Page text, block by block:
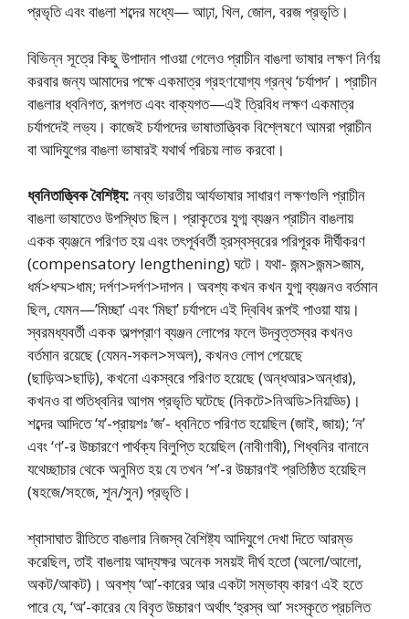
প্রভৃতি এবং বাঙলা শব্দের মধ্যে— আঢ়া, খিল, জোল, বরজ প্রভৃতি।
বিভিন্ন সূত্রে কিছু উপাদান পাওয়া গেলেও প্রাচীন বাঙলা ভাষার লক্ষণ নির্ণয়
করবার জন্য আমাদের পক্ষে একমাত্র গ্রহণযােগ্য গ্রন্থ ‘চর্যাপদ’। প্রাচীন
বাঙলার ধ্বনিগত, রূপগত এবং বাক্যগত—এই ত্রিবিধ লক্ষণ একমাত্র
চর্যাপদেই লভ্য। কাজেই চর্যাপদের ভাষাতাত্ত্বিক বিশ্লেষণে আমরা প্রাচীন
বা আদিযুগের বাঙলা ভাষারই যথার্থ পরিচয় লাভ করবাে।
ধ্বনিতাত্ত্বিক বৈশিষ্ট্য: নব্য ভারতীয় আর্যভাষার সাধারণ লক্ষণগুলি প্রাচীন
বাঙলা ভাষাতেও উপস্থিত ছিল। প্রাকৃতের যুগ্ম ব্যঞ্জন প্রাচীন বাঙলায়
একক ব্যঞ্জনে পরিণত হয় এবং তৎপূর্ববর্তী হ্রস্বস্বরের পরিপূরক দীর্ঘীকরণ
(compensatory lengthening) ঘটে। যথা- জন্ম>জন্ম>জাম,
ধর্ম>ধম্ম>ধাম; দর্পণ>দর্পণ>দাপন। অবশ্য কখন কখন যুগ্ম ব্যঞ্জনও বর্তমান
ছিল, যেমন—’মিচ্ছা’ এবং ‘মিছা’ চর্যাপদে এই দ্বিবিধ রূপই পাওয়া যায়।
স্বরমধ্যবর্তী একক অল্পপ্রাণ ব্যঞ্জন লােপের ফলে উদ্বৃত্তস্বর কখনও
বর্তমান রয়েছে (যেমন-সকল>সঅল), কখনও লোপ পেয়েছে
(ছাড়িঅ>ছাড়ি), কখনাে একস্বরে পরিণত হয়েছে (অন্ধআর>অন্ধার),
কখনও বা শুতিধ্বনির আগম প্রভৃতি ঘটেছে (নিকটে>নিঅডি>নিয়ড্ডি)।
শব্দের আদিতে ‘য’-প্রায়শঃ ‘জ’- ধ্বনিতে পরিণত হয়েছিল (জাই, জায়); ‘ন’
এবং ‘ণ’-র উচ্চারণে পার্থক্য বিলুপ্তি হয়েছিল (নাবীণাবী), শিধ্বনির বানানে
যথেচ্ছাচার থেকে অনুমিত হয় যে তখন ‘শ’-র উচ্চারণই প্রতিষ্ঠিত হয়েছিল
(ষহজে/সহজে, শূন/সুন) প্রভৃতি।
শ্বাসাঘাত রীতিতে বাঙলার নিজস্ব বৈশিষ্ট্য আদিযুগে দেখা দিতে আরম্ভ
করেছিল, তাই বাঙলায় আদ্যক্ষর অনেক সময়ই দীর্ঘ হতাে (অলাে/আলাে,
অকট/আকট)। অবশ্য ‘আ’-কারের আর একটা সম্ভাব্য কারণ এই হতে
পারে যে, ‘অ’-কারের যে বিবৃত উচ্চারণ অর্থাৎ ‘হ্রস্ব আ’ সংস্কৃতে প্রচলিত